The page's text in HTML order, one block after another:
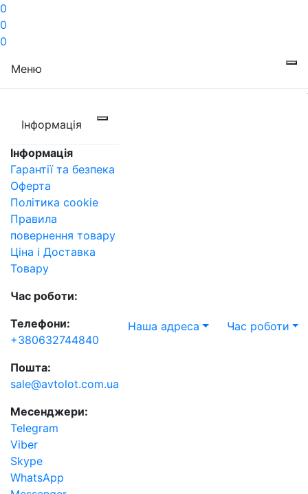
0
0
0
Меню
Інформація
Інформація
Гарантії та безпека
Оферта
Політика cookie
Правила
повернення товару
Ціна і Доставка
Товару
Час роботи:
Телефони:
+380632744840
Пошта:
sale@avtolot.com.ua
Месенджери:
Telegram
Viber
Skype
WhatsApp
Наша адреса Час роботи